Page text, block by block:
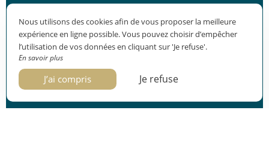
Caractéristiques
1 personnes
9m²
Vue sur la cour intérieure
Check-in : à partir de 15h
Check-out : avant 11h
Nous utilisons des cookies afin de vous proposer la meilleure
expérience en ligne possible. Vous pouvez choisir d’empêcher
l’utilisation de vos données en cliquant sur 'Je refuse'.
En savoir plus
J’ai compris Je refuse